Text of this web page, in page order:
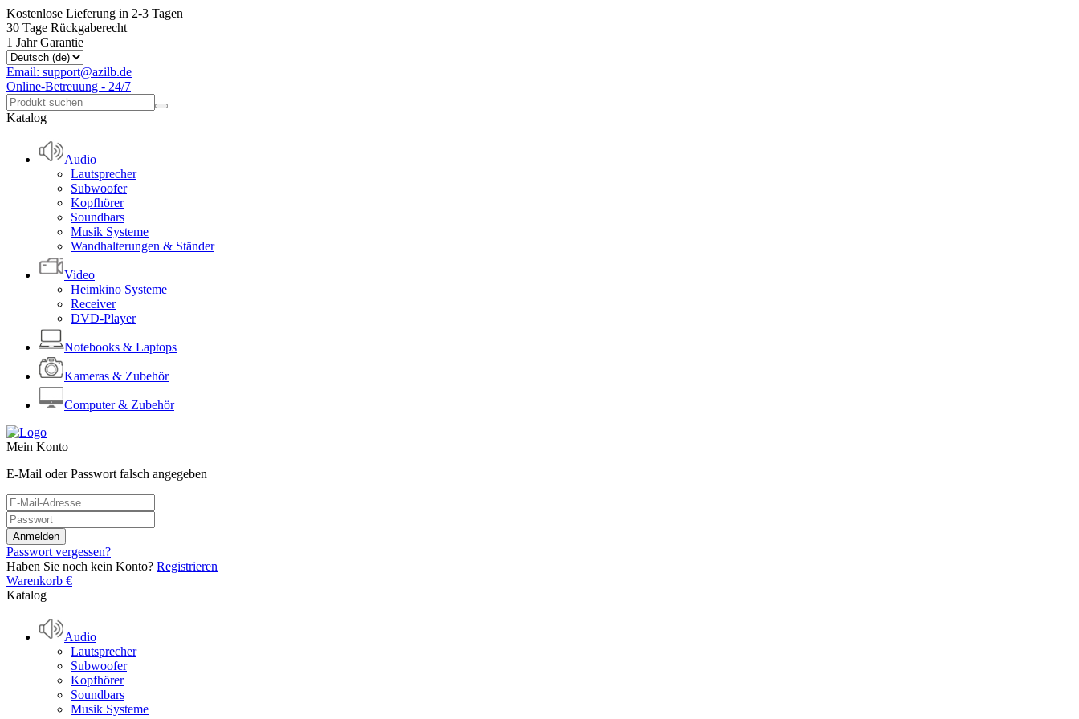
Kostenlose Lieferung in 2-3 Tagen
30 Tage Rückgaberecht
1 Jahr Garantie
Email: support@azilb.de
Online-Betreuung - 24/7
Katalog
Audio
Lautsprecher
Subwoofer
Kopfhörer
Soundbars
Musik Systeme
Wandhalterungen & Ständer
Video
Heimkino Systeme
Receiver
DVD-Player
Notebooks & Laptops
Kameras & Zubehör
Computer & Zubehör
Mein Konto
E-Mail oder Passwort falsch angegeben
Passwort vergessen?
Haben Sie noch kein Konto? Registrieren
Warenkorb €
Katalog
Audio
Lautsprecher
Subwoofer
Kopfhörer
Soundbars
Musik Systeme